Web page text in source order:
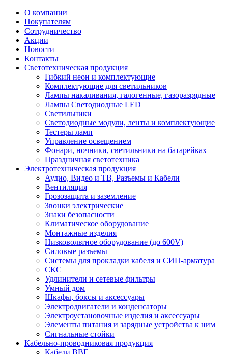
О компании
Покупателям
Сотрудничество
Акции
Новости
Контакты
Светотехническая продукция
Гибкий неон и комплектующие
Комплектующие для светильников
Лампы накаливания, галогенные, газоразрядные
Лампы Светодиодные LED
Светильники
Светодиодные модули, ленты и комплектующие
Тестеры ламп
Управление освещением
Фонари, ночники, светильники на батарейках
Праздничная светотехника
Электротехническая продукция
Аудио, Видео и ТВ, Разъемы и Кабели
Вентиляция
Грозозащита и заземление
Звонки электрические
Знаки безопасности
Климатическое оборудование
Монтажные изделия
Низковольтное оборудование (до 600V)
Силовые разъемы
Системы для прокладки кабеля и СИП-арматура
СКС
Удлинители и сетевые фильтры
Умный дом
Шкафы, боксы и аксессуары
Электродвигатели и конденсаторы
Электроустановочные изделия и аксессуары
Элементы питания и зарядные устройства к ним
Сигнальные стойки
Кабельно-проводниковая продукция
Кабели ВВГ